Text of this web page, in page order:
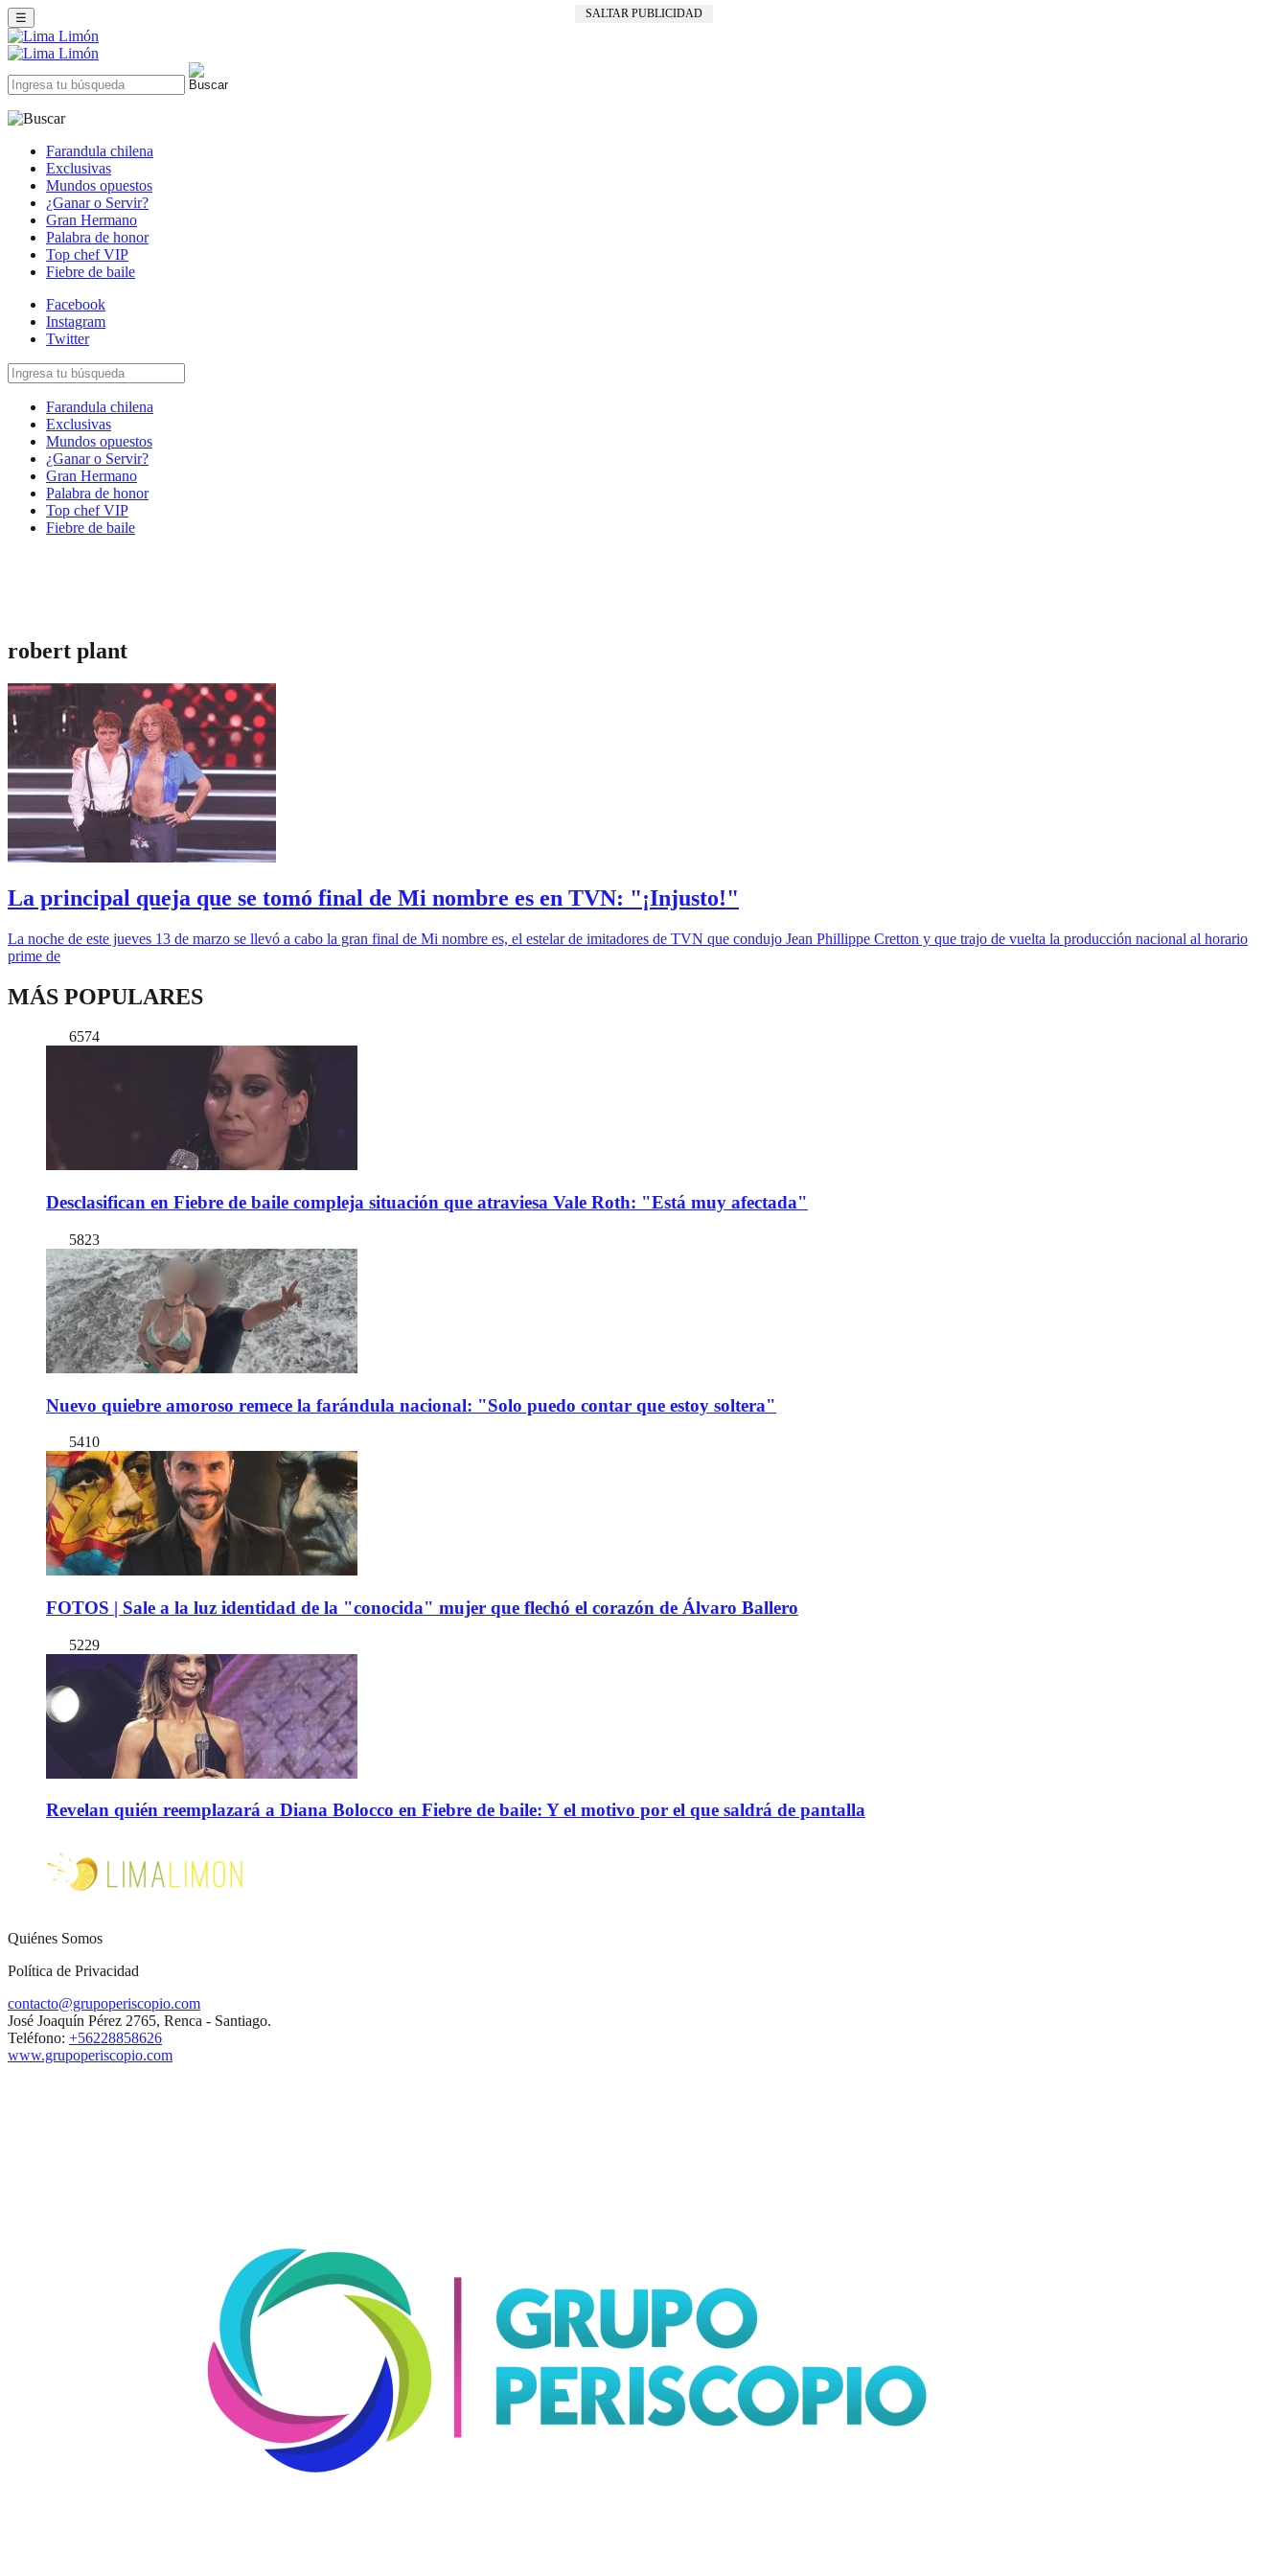
SALTAR PUBLICIDAD
☰
Farandula chilena
Exclusivas
Mundos opuestos
¿Ganar o Servir?
Gran Hermano
Palabra de honor
Top chef VIP
Fiebre de baile
Facebook
Instagram
Twitter
Farandula chilena
Exclusivas
Mundos opuestos
¿Ganar o Servir?
Gran Hermano
Palabra de honor
Top chef VIP
Fiebre de baile
robert plant
La principal queja que se tomó final de Mi nombre es en TVN: "¡Injusto!"
La noche de este jueves 13 de marzo se llevó a cabo la gran final de Mi nombre es, el estelar de imitadores de TVN que condujo Jean Phillippe Cretton y que trajo de vuelta la producción nacional al horario
prime de
MÁS POPULARES
6574
Desclasifican en Fiebre de baile compleja situación que atraviesa Vale Roth: "Está muy afectada"
5823
Nuevo quiebre amoroso remece la farándula nacional: "Solo puedo contar que estoy soltera"
5410
FOTOS | Sale a la luz identidad de la "conocida" mujer que flechó el corazón de Álvaro Ballero
5229
Revelan quién reemplazará a Diana Bolocco en Fiebre de baile: Y el motivo por el que saldrá de pantalla
Quiénes Somos
Política de Privacidad
contacto@grupoperiscopio.com
José Joaquín Pérez 2765, Renca - Santiago.
Teléfono: +56228858626
www.grupoperiscopio.com